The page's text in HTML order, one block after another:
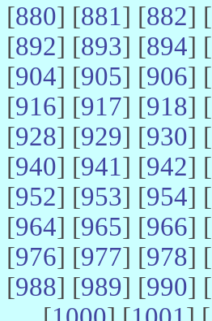
[880] [881] [882] [
[892] [893] [894] [
[904] [905] [906] [
[916] [917] [918] [
[928] [929] [930] [
[940] [941] [942] [
[952] [953] [954] [
[964] [965] [966] [
[976] [977] [978] [
[988] [989] [990] [